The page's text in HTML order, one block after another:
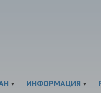
ИНФОРМАЦИЯ